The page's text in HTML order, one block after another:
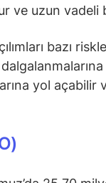
ve uzun vadeli
bazı
yol açabilir